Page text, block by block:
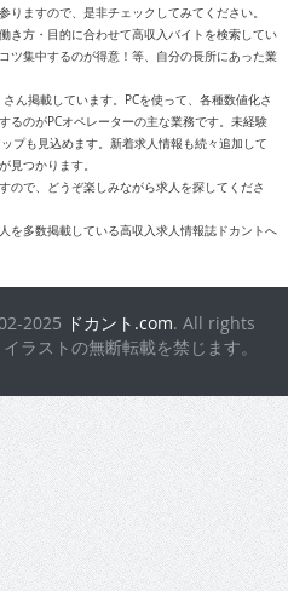
ますので、是非チェックしてみてください。
き方・目的に合わせて高収入バイトを検索してい
ツ集中するのが得意！等、自分の長所にあった業
ん掲載しています。PCを使って、各種数値化さ
るのがPCオペレーターの主な業務です。未経験
プも見込めます。新着求人情報も続々追加して
見つかります。
ので、どうぞ楽しみながら求人を探してくださ
を多数掲載している高収入求人情報誌ドカントへ
2025 ドカント.com. All rights
ストの無断転載を禁じます。